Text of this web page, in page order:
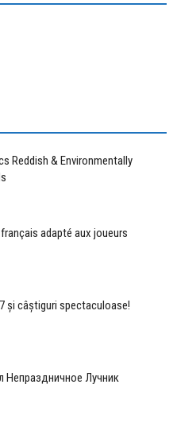
Reddish & Environmentally
adapté aux joueurs
și câștiguri spectaculoase!
Лучник